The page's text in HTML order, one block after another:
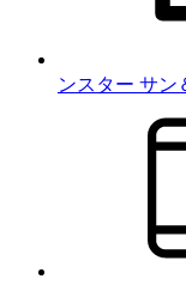
ンスター サン